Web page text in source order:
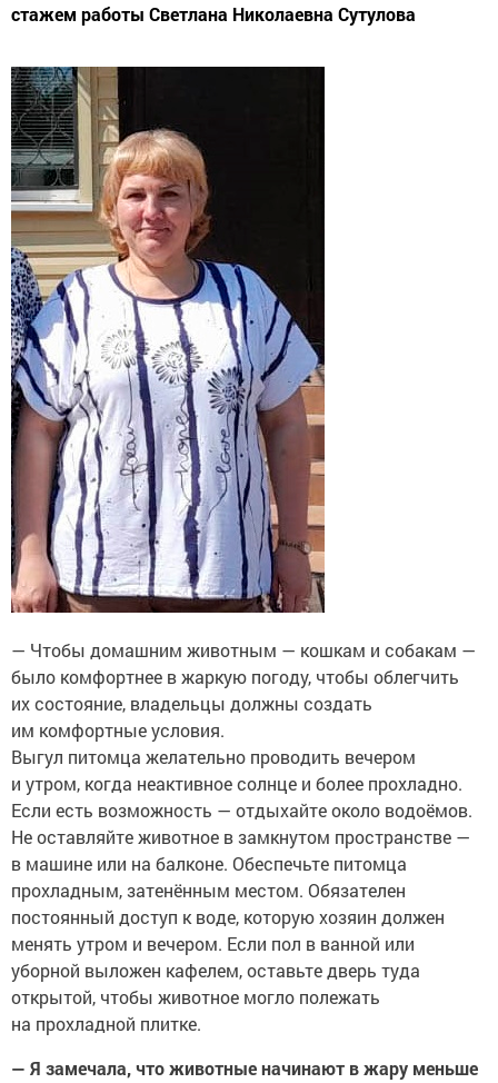
стажем работы Светлана Николаевна Сутулова
— Чтобы домашним животным — кошкам и собакам —
было комфортнее в жаркую погоду, чтобы облегчить
их состояние, владельцы должны создать
им комфортные условия.
Выгул питомца желательно проводить вечером
и утром, когда неактивное солнце и более прохладно.
Если есть возможность — отдыхайте около водоёмов.
Не оставляйте животное в замкнутом пространстве —
в машине или на балконе. Обеспечьте питомца
прохладным, затенённым местом. Обязателен
постоянный доступ к воде, которую хозяин должен
менять утром и вечером. Если пол в ванной или
уборной выложен кафелем, оставьте дверь туда
открытой, чтобы животное могло полежать
на прохладной плитке.
— Я замечала, что животные начинают в жару меньше